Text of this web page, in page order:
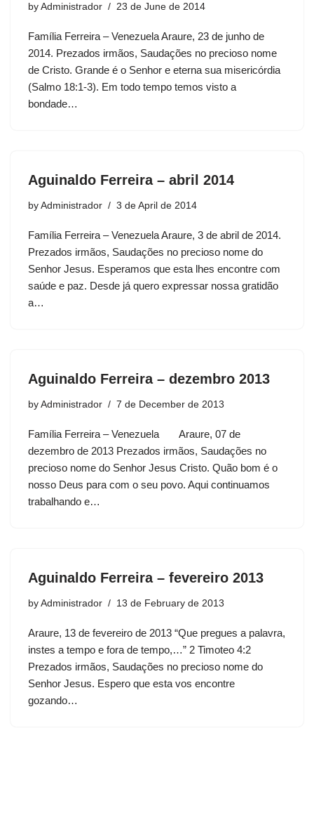
by Administrador 23 de June de 2014
Família Ferreira – Venezuela Araure, 23 de junho de
2014. Prezados irmãos, Saudações no precioso nome
de Cristo. Grande é o Senhor e eterna sua misericórdia
(Salmo 18:1-3). Em todo tempo temos visto a
bondade…
Aguinaldo Ferreira – abril 2014
by Administrador 3 de April de 2014
Família Ferreira – Venezuela Araure, 3 de abril de 2014.
Prezados irmãos, Saudações no precioso nome do
Senhor Jesus. Esperamos que esta lhes encontre com
saúde e paz. Desde já quero expressar nossa gratidão
a…
Aguinaldo Ferreira – dezembro 2013
by Administrador 7 de December de 2013
Família Ferreira – Venezuela Araure, 07 de
dezembro de 2013 Prezados irmãos, Saudações no
precioso nome do Senhor Jesus Cristo. Quão bom é o
nosso Deus para com o seu povo. Aqui continuamos
trabalhando e…
Aguinaldo Ferreira – fevereiro 2013
by Administrador 13 de February de 2013
Araure, 13 de fevereiro de 2013 “Que pregues a palavra,
instes a tempo e fora de tempo,…” 2 Timoteo 4:2
Prezados irmãos, Saudações no precioso nome do
Senhor Jesus. Espero que esta vos encontre
gozando…